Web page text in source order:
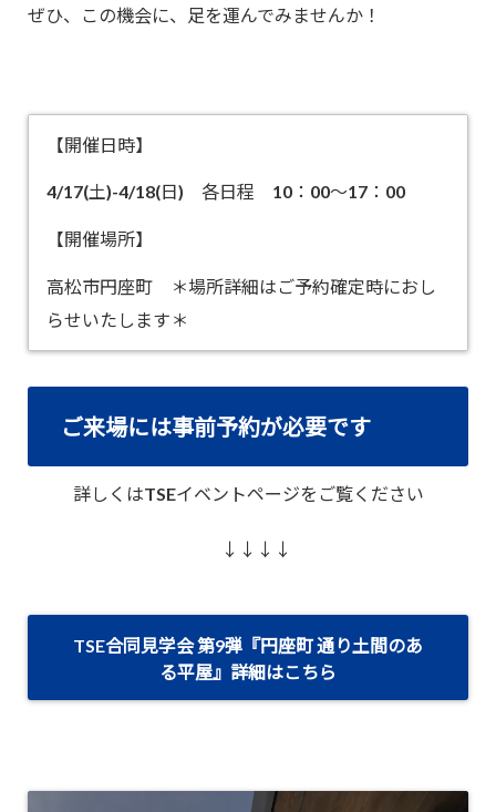
ぜひ、この機会に、足を運んでみませんか！
【開催日時】
4/17(土)-4/18(日) 各日程 10：00～17：00
【開催場所】
高松市円座町 ＊場所詳細はご予約確定時におし
らせいたします＊
ご来場には事前予約が必要です
詳しくはTSEイベントページをご覧ください
↓↓↓↓
TSE合同見学会 第9弾『円座町 通り土間のあ
る平屋』詳細はこちら